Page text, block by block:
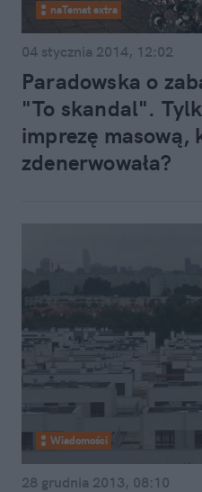
naTemat extra
04 stycznia 2014, 12:02
Paradowska o
"To skandal".
imprezę masową,
zdenerwowała?
Wiadomości
28 grudnia 2013, 08:10